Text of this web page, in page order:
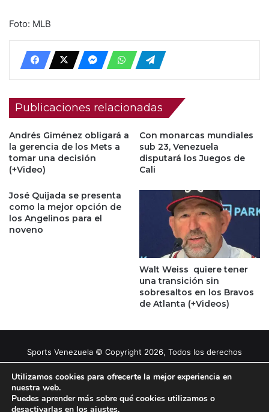
Foto: MLB
Publicaciones relacionadas
Andrés Giménez obligará a
la gerencia de los Mets a
tomar una decisión
(+Video)
Con monarcas mundiales
sub 23, Venezuela
disputará los Juegos de
Cali
José Quijada se presenta
como la mejor opción de
los Angelinos para el
noveno
Walt Weiss quiere tener
una transición sin
sobresaltos en los Bravos
de Atlanta (+Videos)
Sports Venezuela © Copyright 2026, Todos los derechos
reservados |
Tema gestionado por Caissa Agency
Facebook
X YouTubeInstagram
Utilizamos cookies para ofrecerte la mejor experiencia en
nuestra web.
Puedes aprender más sobre qué cookies utilizamos o
desactivarlas en los ajustes.